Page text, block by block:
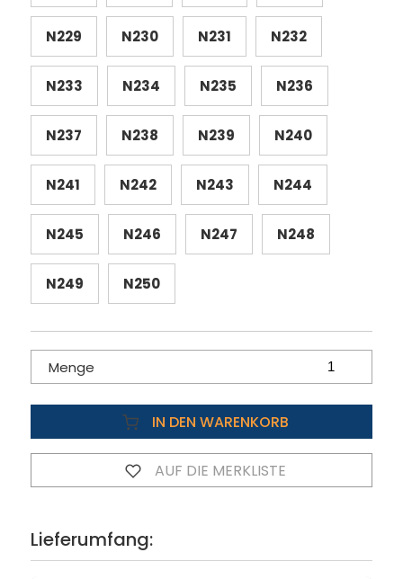
N229 N230 N231 N232
N233 N234 N235 N236
N237 N238 N239 N240
N241 N242 N243 N244
N245 N246 N247 N248
N249 N250
Menge
IN DEN WARENKORB
AUF DIE MERKLISTE
Lieferumfang: